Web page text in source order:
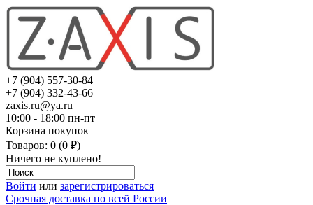
+7 (904) 557-30-84
+7 (904) 332-43-66
zaxis.ru@ya.ru
10:00 - 18:00 пн-пт
Корзина покупок
Товаров: 0 (0 ₽)
Ничего не куплено!
Войти или зарегистрироваться
Срочная доставка по всей России